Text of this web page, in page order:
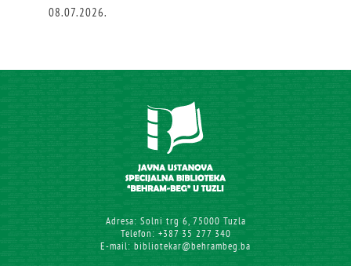
08.07.2026.
Adresa: Solni trg 6, 75000 Tuzla
Telefon: +387 35 277 340
E-mail: bibliotekar@behrambeg.ba